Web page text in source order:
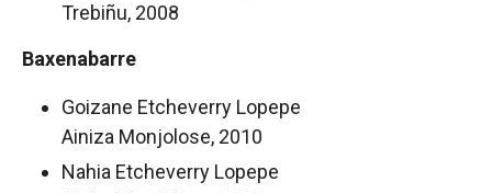
Trebiñu, 2008
Baxenabarre
Goizane Etcheverry Lopepe
Ainiza Monjolose, 2010
Nahia Etcheverry Lopepe